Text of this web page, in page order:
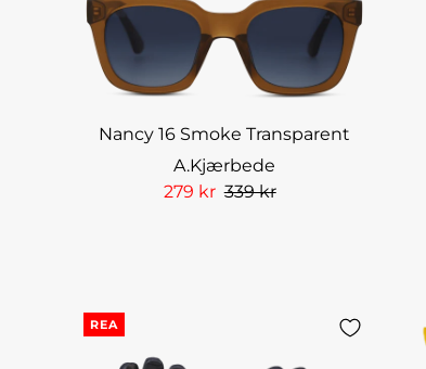
Nancy 16 Smoke Transparent
A.Kjærbede
279 kr 339 kr
REA